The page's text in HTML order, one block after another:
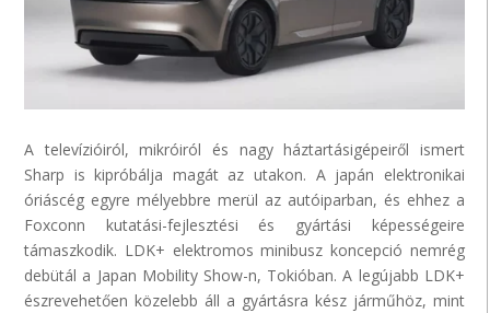
A televízióiról,mikróiról és nagyháztartásigépeiről ismert
Sharp is kipróbálja magát az utakon. A japán elektronikai
óriáscég egyre mélyebbre merül az autóiparban, és ehhez a
Foxconn kutatási-fejlesztési és gyártási képességeire
támaszkodik. LDK+ elektromos minibusz koncepció nemrég
debütál a Japan MobilityShow-n, Tokióban. A legújabb LDK+
észrevehetően közelebb áll a gyártásra kész járműhöz, mint